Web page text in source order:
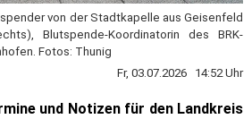
von der Stadtkapelle aus Geisenfeld
Blutspende-Koordinatorin des BRK-
Fotos: Thunig
Fr, 03.07.2026 14:52 Uhr
und Notizen für den Landkreis